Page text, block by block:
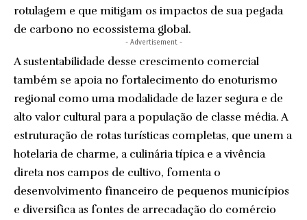
rotulagem e que mitigam os impactos de sua pegada
de carbono no ecossistema global.
- Advertisement -
A sustentabilidade desse crescimento comercial
também se apoia no fortalecimento do enoturismo
regional como uma modalidade de lazer segura e de
alto valor cultural para a população de classe média. A
estruturação de rotas turísticas completas, que unem a
hotelaria de charme, a culinária típica e a vivência
direta nos campos de cultivo, fomenta o
desenvolvimento financeiro de pequenos municípios
e diversifica as fontes de arrecadação do comércio